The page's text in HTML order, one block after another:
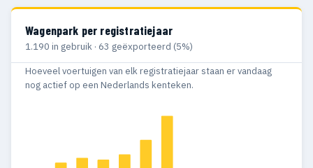
Wagenpark per registratiejaar
1.190 in gebruik · 63 geëxporteerd (5%)
Hoeveel voertuigen van elk registratiejaar staan er vandaag
nog actief op een Nederlands kenteken.